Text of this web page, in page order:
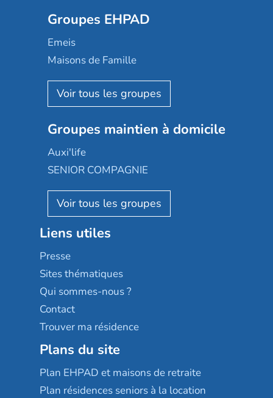
Mobicap
Domusvi
Happy Senior
Aquarelia
Nexity edenea
Les jardins d'Arcadie
Occitalia
Appartseniors
Reseda
Stella management
Les villages d'or
Sérénys
Résidences services Villa Médicis
Groupes EHPAD
Emeis
Maisons de Famille
Korian
Emera
Groupe SOS
Le Noble Âge
Almage
Résidalya
Groupe aplus
Groupes maintien à domicile
Auxi'life
SENIOR COMPAGNIE
AGE D'OR Services
Liens utiles
Presse
Sites thématiques
Qui sommes-nous ?
Contact
Trouver ma résidence
Plans du site
Plan EHPAD et maisons de retraite
Plan résidences seniors à la location